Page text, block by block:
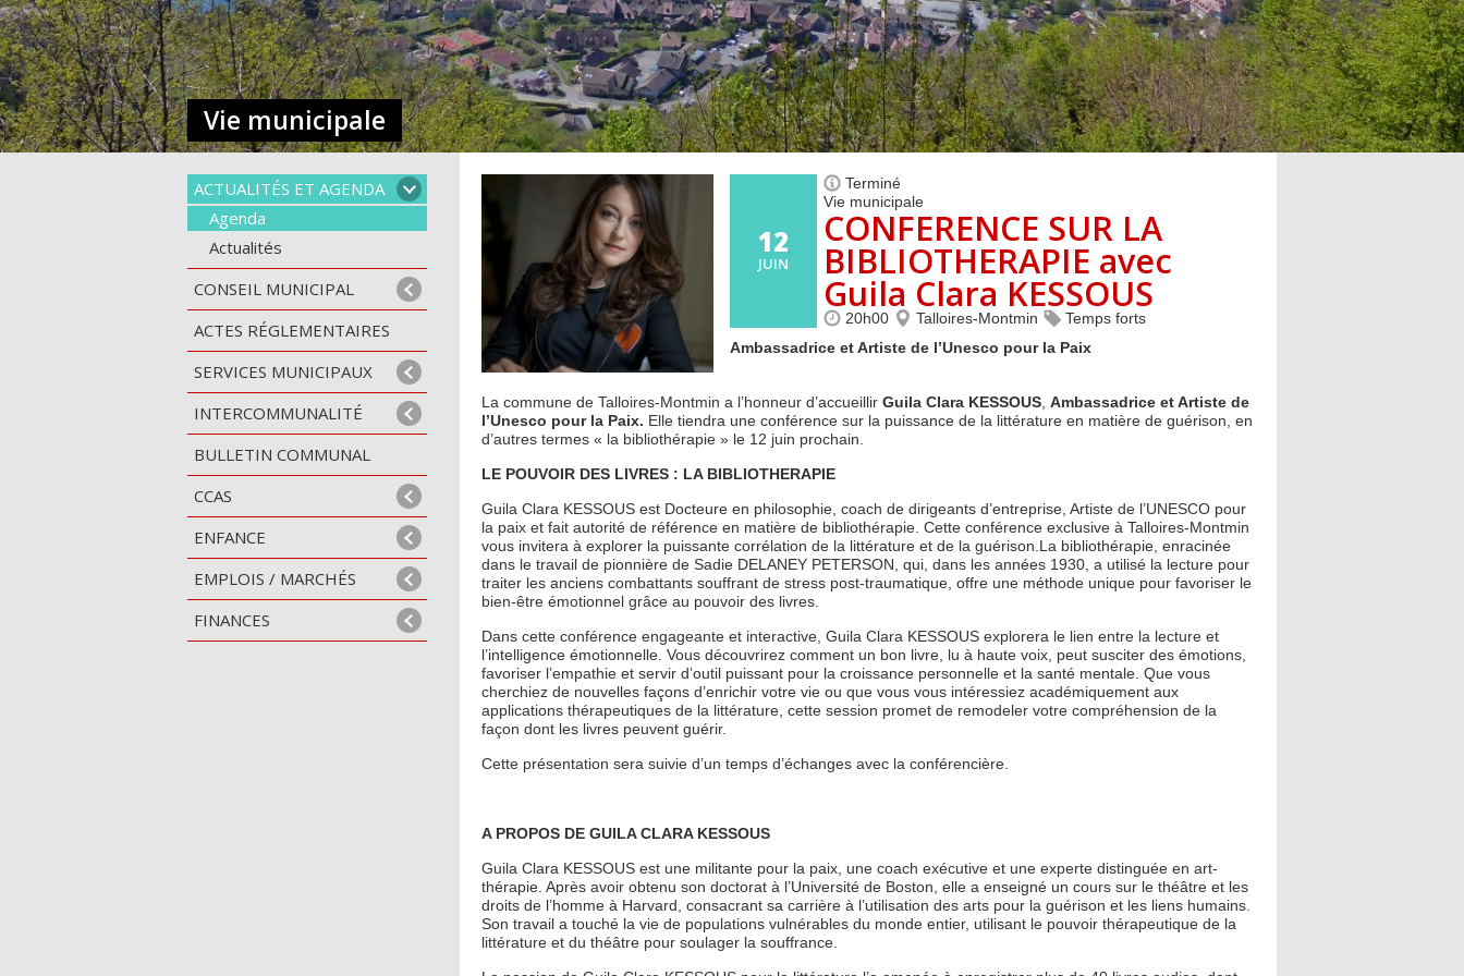
Centre de loisirs et
périscolaire
Mercredis
périscolaire
Vacances scolaires
Subventions
ACTUALITÉS ET AGENDA
Agenda
Actualités
CONSEIL MUNICIPAL
ACTES RÉGLEMENTAIRES
SERVICES MUNICIPAUX
INTERCOMMUNALITÉ
BULLETIN COMMUNAL
CCAS
ENFANCE
EMPLOIS / MARCHÉS
FINANCES
Vie municipale
12
JUIN
Terminé
Vie municipale
CONFERENCE SUR LA
BIBLIOTHERAPIE avec
Guila Clara KESSOUS
20h00 Talloires-Montmin
Temps forts
Ambassadrice et Artiste de l’Unesco pour la Paix
La commune de Talloires-Montmin a l’honneur d’accueillir Guila Clara KESSOUS Ambassadrice et Artiste de
l’Unesco pour la Paix. Elle tiendra une conférence sur la puissance de la littérature en matière de guérison, en
d’autres termes « la bibliothérapie » le 12 juin prochain.
LE POUVOIR DES LIVRES : LA BIBLIOTHERAPIE
Guila Clara KESSOUS est Docteure en philosophie, coach de dirigeants d’entreprise, Artiste de l’UNESCO pour
la paix et fait autorité de référence en matière de bibliothérapie. Cette conférence exclusive à Talloires-Montmin
vous invitera à explorer la puissante corrélation de la littérature et de la guérison.La bibliothérapie, enracinée
dans le travail de pionnière de Sadie DELANEY PETERSON, qui, dans les années 1930, a utilisé la lecture pour
traiter les anciens combattants souffrant de stress post-traumatique, offre une méthode unique pour favoriser le
bien-être émotionnel grâce au pouvoir des livres.
Dans cette conférence engageante et interactive, Guila Clara KESSOUS explorera le lien entre la lecture et
l’intelligence émotionnelle. Vous découvrirez comment un bon livre, lu à haute voix, peut susciter des émotions,
favoriser l’empathie et servir d’outil puissant pour la croissance personnelle et la santé mentale. Que vous
cherchiez de nouvelles façons d’enrichir votre vie ou que vous vous intéressiez académiquement aux
applications thérapeutiques de la littérature, cette session promet de remodeler votre compréhension de la
façon dont les livres peuvent guérir.
Cette présentation sera suivie d’un temps d’échanges avec la conférencière.
A PROPOS DE GUILA CLARA KESSOUS
Guila Clara KESSOUS est une militante pour la paix, une coach exécutive et une experte distinguée en art-
thérapie. Après avoir obtenu son doctorat à l’Université de Boston, elle a enseigné un cours sur le théâtre et les
droits de l’homme à Harvard, consacrant sa carrière à l’utilisation des arts pour la guérison et les liens humains.
Son travail a touché la vie de populations vulnérables du monde entier, utilisant le pouvoir thérapeutique de la
littérature et du théâtre pour soulager la souffrance.